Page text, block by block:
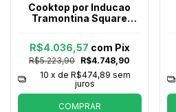
Cooktop por Inducao
Tramontina Square
de Aquecimento Touch
R$5.223,90 R$4.748,90
R$4.036,57 com Pix
10 x de R$474,89 sem
juros
COMPRAR